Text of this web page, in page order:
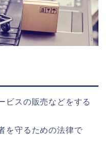
ビスの販売などをする
を守るための法律で